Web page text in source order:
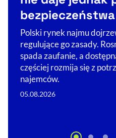
bezpieczeństwa
Polski rynek najmu
regulujące go zasady.
spada zaufanie, a
częściej rozmija się z
najemców.
05.08.2026